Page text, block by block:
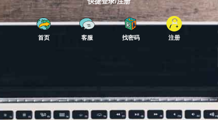
首页 客服 找密码 注册